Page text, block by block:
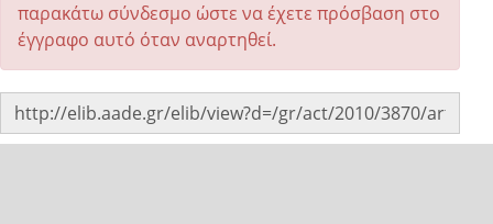
παρακάτω σύνδεσμο ώστε να έχετε πρόσβαση στο
έγγραφο αυτό όταν αναρτηθεί.